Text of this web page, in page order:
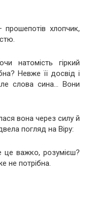
хлопчик,
натомість гіркий
Невже її досвід і
слова сина… Вони
вона через силу й
погляд на Віру:
це важко, розумієш?
не потрібна.